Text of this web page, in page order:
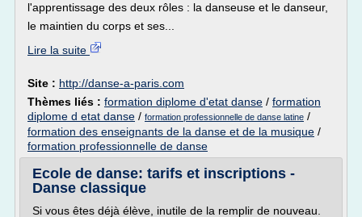
l'apprentissage des deux rôles : la danseuse et le danseur,
le maintien du corps et ses...
Lire la suite
Site : http://danse-a-paris.com
Thèmes liés : formation diplome d'etat danse / formation
diplome d etat danse / formation professionnelle de danse latine /
formation des enseignants de la danse et de la musique /
formation professionnelle de danse
Ecole de danse: tarifs et inscriptions -
Danse classique
Si vous êtes déjà élève, inutile de la remplir de nouveau.